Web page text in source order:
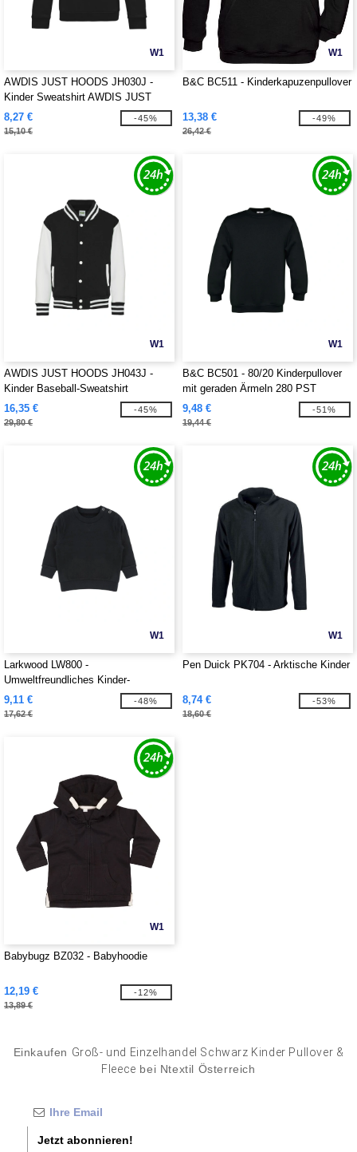
W1
AWDIS JUST HOODS JH030J -
Kinder Sweatshirt AWDIS JUST
HOODS
8,27 €
15,10 €
-45%
W1
B&C BC511 - Kinderkapuzenpullover
13,38 €
26,42 €
-49%
W1
AWDIS JUST HOODS JH043J -
Kinder Baseball-Sweatshirt
16,35 €
29,80 €
-45%
W1
B&C BC501 - 80/20 Kinderpullover
mit geraden Ärmeln 280 PST
9,48 €
19,44 €
-51%
W1
Larkwood LW800 -
Umweltfreundliches Kinder-
Sweatshirt
9,11 €
17,62 €
-48%
W1
Pen Duick PK704 - Arktische Kinder
8,74 €
18,60 €
-53%
W1
Babybugz BZ032 - Babyhoodie
12,19 €
13,89 €
-12%
Einkaufen Groß- und Einzelhandel Schwarz Kinder Pullover &
Fleece bei Ntextil Österreich
Jetzt abonnieren!